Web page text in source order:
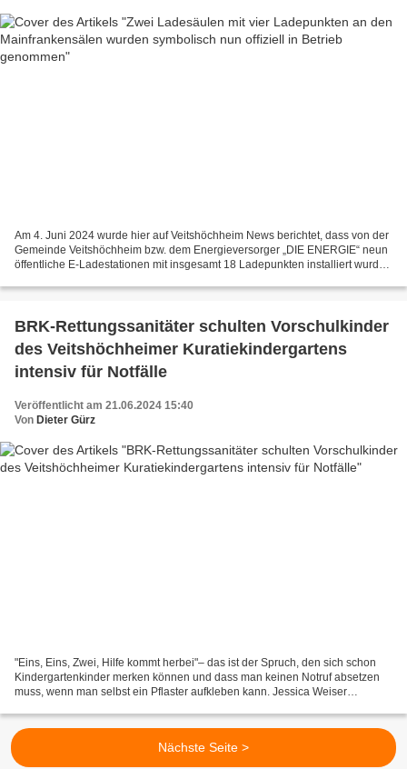
Am 4. Juni 2024 wurde hier auf Veitshöchheim News berichtet, dass von der
Gemeinde Veitshöchheim bzw. dem Energieversorger „DIE ENERGIE“ neun
öffentliche E-Ladestationen mit insgesamt 18 Ladepunkten installiert wurden
BRK-Rettungssanitäter schulten Vorschulkinder
des Veitshöchheimer Kuratiekindergartens
intensiv für Notfälle
Veröffentlicht am 21.06.2024 15:40
Von Dieter Gürz
"Eins, Eins, Zwei, Hilfe kommt herbei"– das ist der Spruch, den sich schon
Kindergartenkinder merken können und dass man keinen Notruf absetzen
muss, wenn man selbst ein Pflaster aufkleben kann. Jessica Weiser
Nächste Seite >